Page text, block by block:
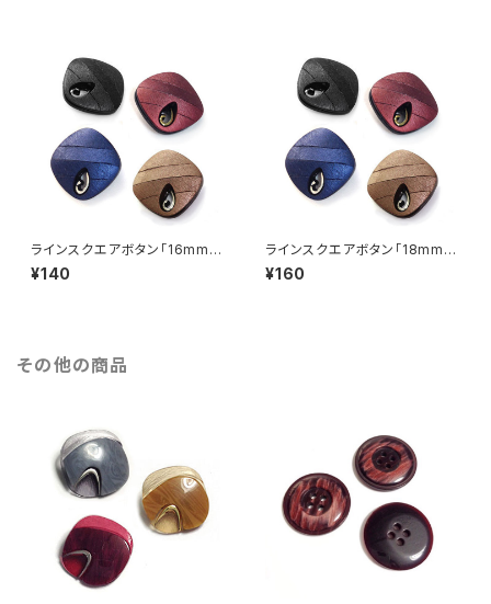
ラインスクエアボタン「16mm」
（全4色）【A0002】
¥140
ラインスクエアボタン「18mm」
（全4色）【A0002】
¥160
その他の商品